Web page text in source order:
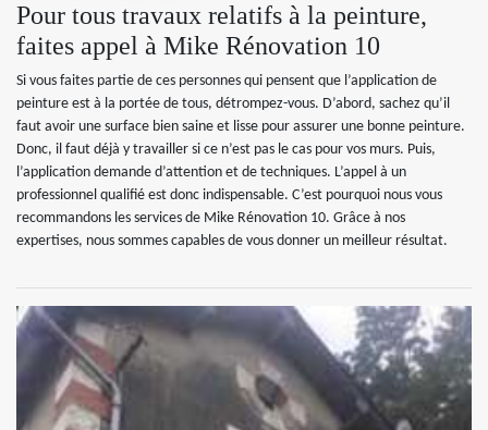
Pour tous travaux relatifs à la peinture,
faites appel à Mike Rénovation 10
Si vous faites partie de ces personnes qui pensent que l’application de
peinture est à la portée de tous, détrompez-vous. D’abord, sachez qu’il
faut avoir une surface bien saine et lisse pour assurer une bonne peinture.
Donc, il faut déjà y travailler si ce n’est pas le cas pour vos murs. Puis,
l’application demande d’attention et de techniques. L’appel à un
professionnel qualifié est donc indispensable. C’est pourquoi nous vous
recommandons les services de Mike Rénovation 10. Grâce à nos
expertises, nous sommes capables de vous donner un meilleur résultat.